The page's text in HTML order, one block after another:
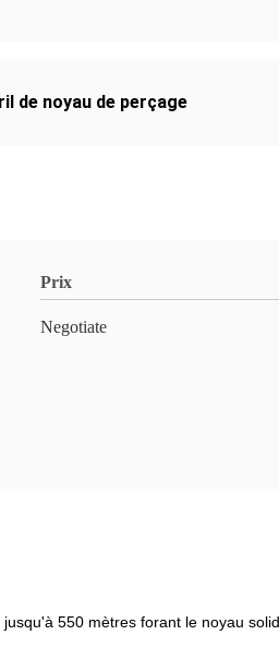
de noyau de perçage
Prix
Negotiate
550 mètres forant le noyau